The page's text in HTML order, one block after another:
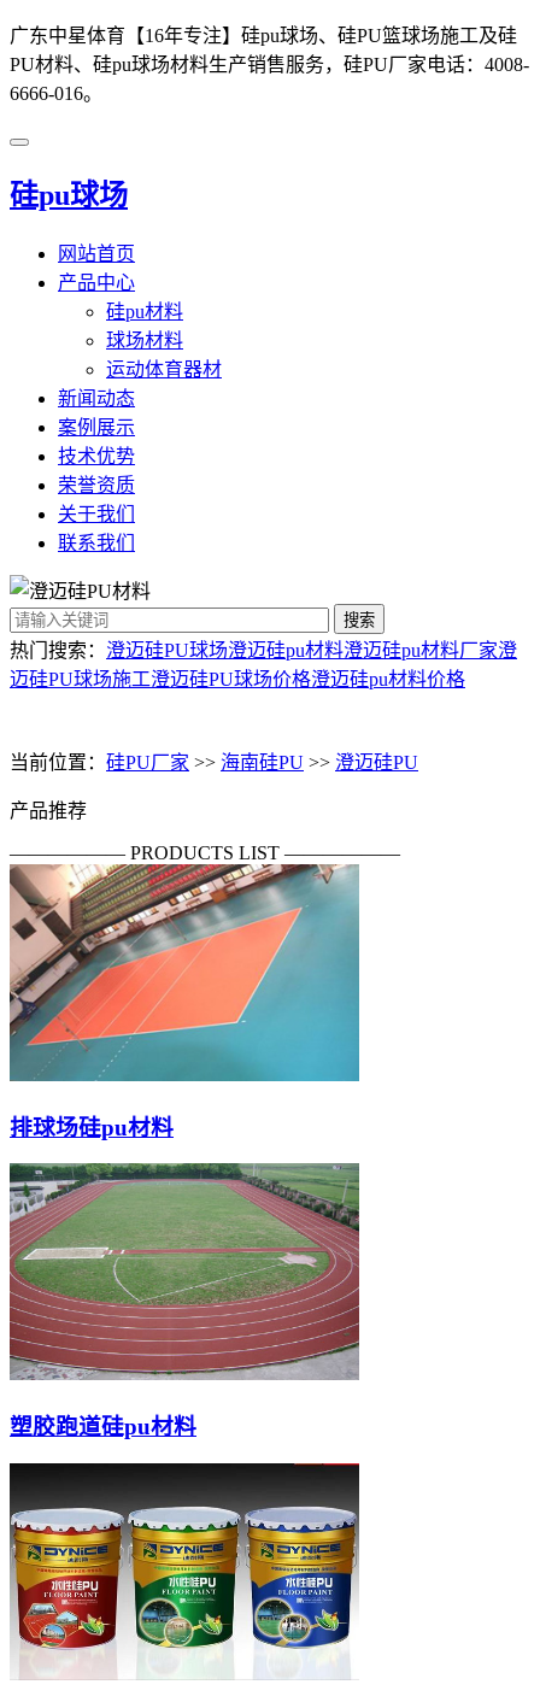
广东中星体育【16年专注】硅pu球场、硅PU篮球场施工及硅
PU材料、硅pu球场材料生产销售服务，硅PU厂家电话：4008-
6666-016。
硅pu球场
网站首页
产品中心
硅pu材料
球场材料
运动体育器材
新闻动态
案例展示
技术优势
荣誉资质
关于我们
联系我们
搜索
热门搜索： 澄迈硅PU球场澄迈硅pu材料澄迈硅pu材料厂家澄
迈硅PU球场施工澄迈硅PU球场价格澄迈硅pu材料价格
当前位置： 硅PU厂家 >> 海南硅PU >> 澄迈硅PU
产品推荐
—————— PRODUCTS LIST ——————
排球场硅pu材料
塑胶跑道硅pu材料